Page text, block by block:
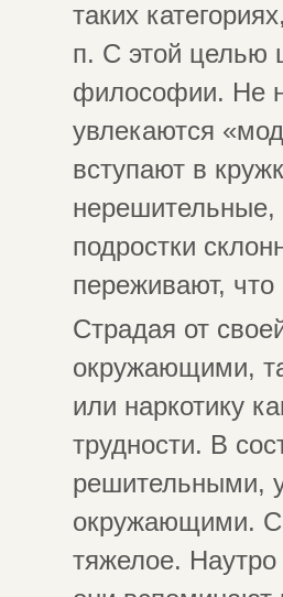
таких
п. С этой целью
философии. Не
увлекаются
вступают в
нерешительные,
подростки
переживают,
Страдая от
окружающими,
или наркотику
трудности. В
решительными,
окружающими.
тяжелое. Наутро